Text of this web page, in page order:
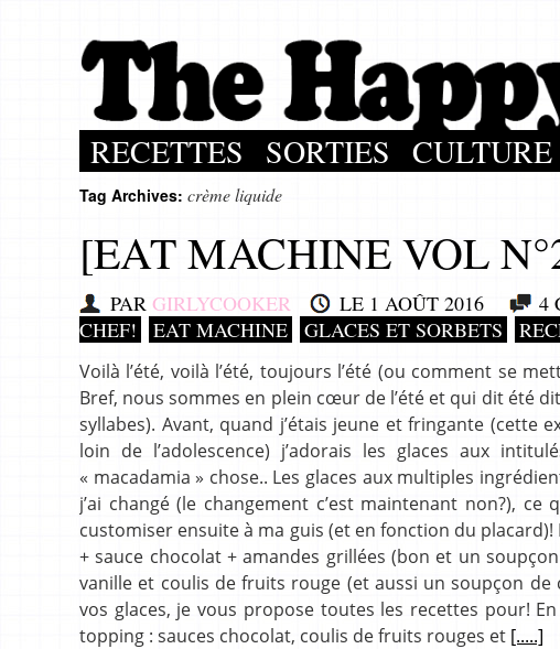
RECETTES SORTIES CULTURE
Tag Archives: crème liquide
[EAT MACHINE VOL
PAR GIRLYCOOKER LE 1 AOÛT 2016 4
CHEF!
EAT MACHINE GLACES ET SORBETS
Voilà l’été, voilà l’été, toujours l’été (ou comment se
Bref, nous sommes en plein cœur de l’été et qui dit été dit
syllabes). Avant, quand j’étais jeune et fringante
loin de l’adolescence) j’adorais les glaces aux
« macadamia » chose.. Les glaces aux multiples
j’ai changé (le changement c’est maintenant non?),
customiser ensuite à ma guis (et en fonction du
+ sauce chocolat + amandes grillées (bon et un
vanille et coulis de fruits rouge (et aussi un soupçon
vos glaces, je vous propose toutes les recettes pour!
topping : sauces chocolat, coulis de fruits rouges et [.....]